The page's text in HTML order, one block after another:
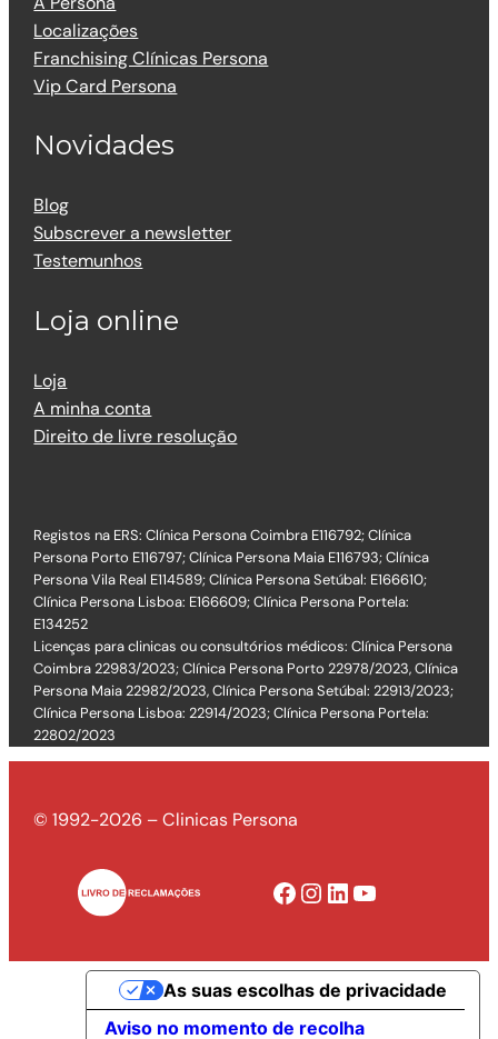
Localizações
Franchising Clínicas Persona
Vip Card Persona
Novidades
Blog
Subscrever a newsletter
Testemunhos
Loja online
Loja
A minha conta
Direito de livre resolução
Registos na ERS: Clínica Persona Coimbra E116792; Clínica
Persona Porto E116797; Clínica Persona Maia E116793; Clínica
Persona Vila Real E114589; Clínica Persona Setúbal: E166610;
Clínica Persona Lisboa: E166609; Clínica Persona Portela:
E134252
Licenças para clinicas ou consultórios médicos: Clínica Persona
Coimbra 22983/2023; Clínica Persona Porto 22978/2023, Clínica
Persona Maia 22982/2023, Clínica Persona Setúbal: 22913/2023;
Clínica Persona Lisboa: 22914/2023; Clínica Persona Portela:
22802/2023
© 1992-2026 – Clinicas Persona
Facebook Instagram LinkedIn YouTube
Aviso no momento de recolha
As suas escolhas de privacidade